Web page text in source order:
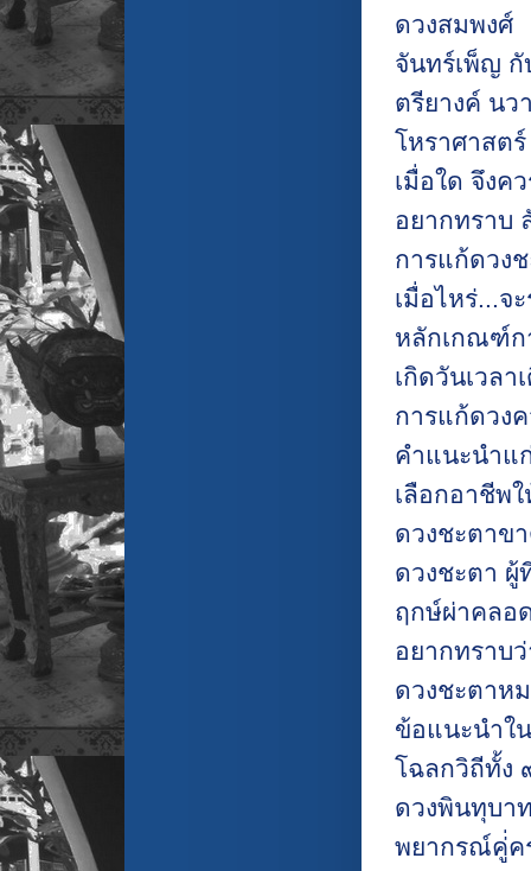
ดวงสมพงศ์
จันทร์เพ็ญ
ตรียางค์ นว
โหราศาสต
เมื่อใด จึงค
อยากทราบ
การแก้ดวง
เมื่อไหร่...จ
หลักเกณฑ์ก
เกิดวันเวล
การแก้ดวง
คำแนะนำแ
เลือกอาชีพ
ดวงชะตาข
ดวงชะตา ผู้
ฤกษ์ผ่าคลอ
อยากทราบ
ดวงชะตาห
ข้อแนะนำใ
โฉลกวิถีทั้ง
ดวงพินทุบา
พยากรณ์คู่่ค